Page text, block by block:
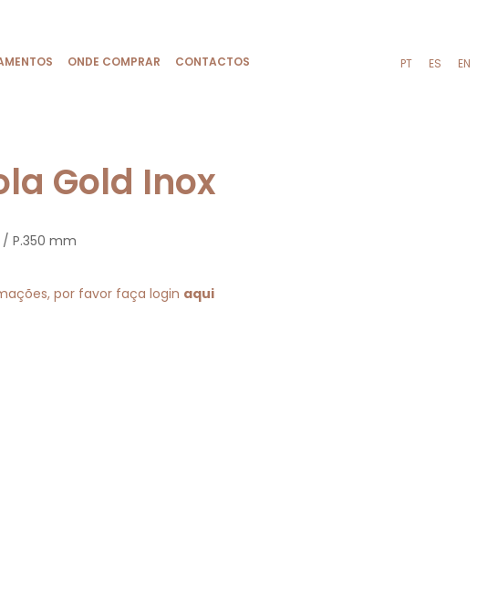
ONDE COMPRAR CONTACTOS PT ES EN
Gold Inox
/ P.350 mm
por favor faça login aqui